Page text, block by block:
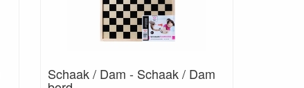
Schaak / Dam - Schaak / Dam